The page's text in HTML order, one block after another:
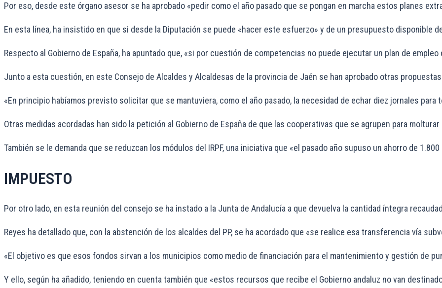
Por eso, desde este órgano asesor se ha aprobado «pedir como el año pasado que se pongan en marcha estos planes
En esta línea, ha insistido en que si desde la Diputación se puede «hacer este esfuerzo» y de un presupuesto
Respecto al Gobierno de España, ha apuntado que, «si por cuestión de competencias no puede ejecutar un plan de
Junto a esta cuestión, en este Consejo de Alcaldes y Alcaldesas de la provincia de Jaén se han aprobado otras
«En principio habíamos previsto solicitar que se mantuviera, como el año pasado, la necesidad de echar diez jornales
Otras medidas acordadas han sido la petición al Gobierno de España de que las cooperativas que se agrupen para
También se le demanda que se reduzcan los módulos del IRPF, una iniciativa que «el pasado año supuso un ahorro de
IMPUESTO
Por otro lado, en esta reunión del consejo se ha instado a la Junta de Andalucía a que devuelva la cantidad íntegra
Reyes ha detallado que, con la abstención de los alcaldes del PP, se ha acordado que «se realice esa transferencia vía
«El objetivo es que esos fondos sirvan a los municipios como medio de financiación para el mantenimiento y gestión
Y ello, según ha añadido, teniendo en cuenta también que «estos recursos que recibe el Gobierno andaluz no van